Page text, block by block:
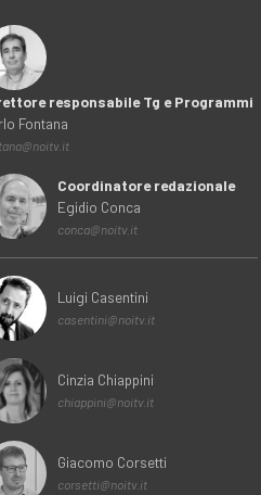
responsabile Tg e Programmi
Fontana
Coordinatore redazionale
Egidio Conca
conca@noitv.it
Luigi Casentini
casentini@noitv.it
Cinzia Chiappini
chiappini@noitv.it
Giacomo Corsetti
corsetti@noitv.it